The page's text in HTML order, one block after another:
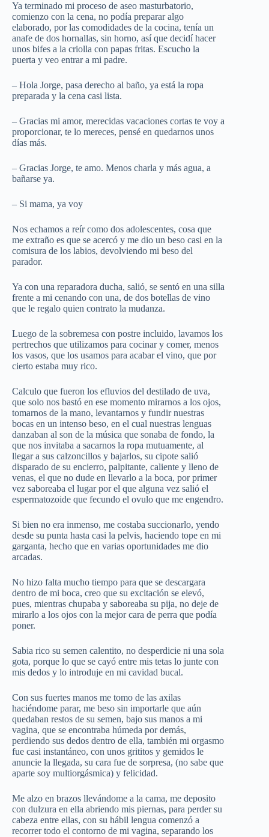
Ya terminado mi proceso de aseo masturbatorio,
comienzo con la cena, no podía preparar algo
elaborado, por las comodidades de la cocina, tenía un
anafe de dos hornallas, sin horno, así que decidí hacer
unos bifes a la criolla con papas fritas. Escucho la
puerta y veo entrar a mi padre.
– Hola Jorge, pasa derecho al baño, ya está la ropa
preparada y la cena casi lista.
– Gracias mi amor, merecidas vacaciones cortas te voy a
proporcionar, te lo mereces, pensé en quedarnos unos
días más.
– Gracias Jorge, te amo. Menos charla y más agua, a
bañarse ya.
– Si mama, ya voy
Nos echamos a reír como dos adolescentes, cosa que
me extraño es que se acercó y me dio un beso casi en la
comisura de los labios, devolviendo mi beso del
parador.
Ya con una reparadora ducha, salió, se sentó en una silla
frente a mi cenando con una, de dos botellas de vino
que le regalo quien contrato la mudanza.
Luego de la sobremesa con postre incluido, lavamos los
pertrechos que utilizamos para cocinar y comer, menos
los vasos, que los usamos para acabar el vino, que por
cierto estaba muy rico.
Calculo que fueron los efluvios del destilado de uva,
que solo nos bastó en ese momento mirarnos a los ojos,
tomarnos de la mano, levantarnos y fundir nuestras
bocas en un intenso beso, en el cual nuestras lenguas
danzaban al son de la música que sonaba de fondo, la
que nos invitaba a sacarnos la ropa mutuamente, al
llegar a sus calzoncillos y bajarlos, su cipote salió
disparado de su encierro, palpitante, caliente y lleno de
venas, el que no dude en llevarlo a la boca, por primer
vez saboreaba el lugar por el que alguna vez salió el
espermatozoide que fecundo el ovulo que me engendro.
Si bien no era inmenso, me costaba succionarlo, yendo
desde su punta hasta casi la pelvis, haciendo tope en mi
garganta, hecho que en varias oportunidades me dio
arcadas.
No hizo falta mucho tiempo para que se descargara
dentro de mi boca, creo que su excitación se elevó,
pues, mientras chupaba y saboreaba su pija, no deje de
mirarlo a los ojos con la mejor cara de perra que podía
poner.
Sabia rico su semen calentito, no desperdicie ni una sola
gota, porque lo que se cayó entre mis tetas lo junte con
mis dedos y lo introduje en mi cavidad bucal.
Con sus fuertes manos me tomo de las axilas
haciéndome parar, me beso sin importarle que aún
quedaban restos de su semen, bajo sus manos a mi
vagina, que se encontraba húmeda por demás,
perdiendo sus dedos dentro de ella, también mi orgasmo
fue casi instantáneo, con unos grititos y gemidos le
anuncie la llegada, su cara fue de sorpresa, (no sabe que
aparte soy multiorgásmica) y felicidad.
Me alzo en brazos llevándome a la cama, me deposito
con dulzura en ella abriendo mis piernas, para perder su
cabeza entre ellas, con su hábil lengua comenzó a
recorrer todo el contorno de mi vagina, separando los